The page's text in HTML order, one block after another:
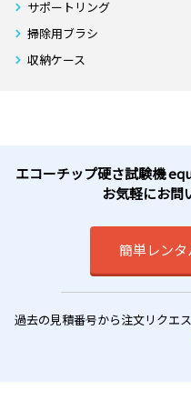
サポートリング
掃除用ブラシ
収納ケース
エコーチップ硬さ試験機
お気軽にお問
簡単レンタ
過去の見積番号から注文リクエ